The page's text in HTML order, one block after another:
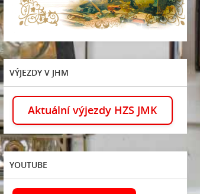
VÝJEZDY V JHM
Aktuální výjezdy HZS JMK
YOUTUBE